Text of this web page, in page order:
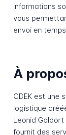
informations
vous
envoi en
À
CDEK est une
logistique
Leonid
fournit des